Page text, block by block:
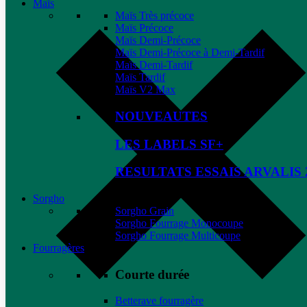
Maïs
Maïs Très précoce
Maïs Précoce
Maïs Demi-Précoce
Maïs Demi-Précoce à Demi-Tardif
Maïs Demi-Tardif
Maïs Tardif
Maïs V2 Max
NOUVEAUTES
LES LABELS SF+
RESULTATS ESSAIS ARVALIS
Sorgho
Sorgho Grain
Sorgho Fourrage Monocoupe
Sorgho Fourrage Multicoupe
Fourragères
Courte durée
Betterave fourragère